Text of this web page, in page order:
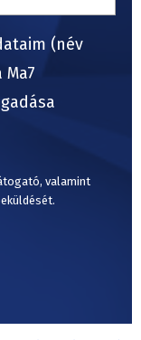
(név
valamint